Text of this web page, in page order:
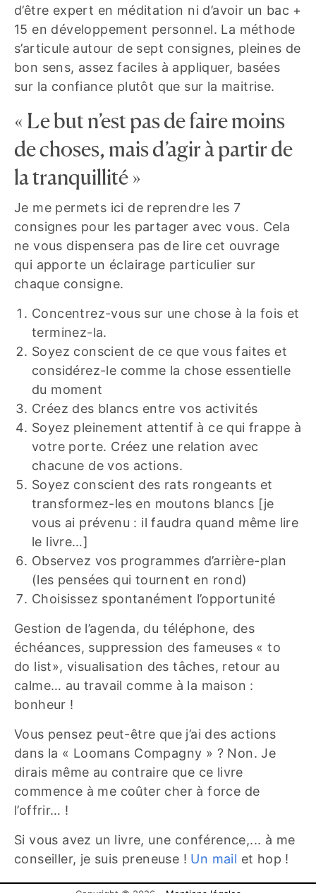
d’être expert en méditation ni d’avoir un bac +
15 en développement personnel. La méthode
s’articule autour de sept consignes, pleines de
bon sens, assez faciles à appliquer, basées
sur la confiance plutôt que sur la maitrise.
« Le but n’est pas de faire moins
de choses, mais d’agir à partir de
la tranquillité »
Je me permets ici de reprendre les 7
consignes pour les partager avec vous. Cela
ne vous dispensera pas de lire cet ouvrage
qui apporte un éclairage particulier sur
chaque consigne.
Concentrez-vous sur une chose à la fois et
terminez-la.
Soyez conscient de ce que vous faites et
considérez-le comme la chose essentielle
du moment
Créez des blancs entre vos activités
Soyez pleinement attentif à ce qui frappe à
votre porte. Créez une relation avec
chacune de vos actions.
Soyez conscient des rats rongeants et
transformez-les en moutons blancs [je
vous ai prévenu : il faudra quand même lire
le livre…]
Observez vos programmes d’arrière-plan
(les pensées qui tournent en rond)
Choisissez spontanément l’opportunité
Gestion de l’agenda, du téléphone, des
échéances, suppression des fameuses « to
do list», visualisation des tâches, retour au
calme… au travail comme à la maison :
bonheur !
Vous pensez peut-être que j’ai des actions
dans la « Loomans Compagny » ? Non. Je
dirais même au contraire que ce livre
commence à me coûter cher à force de
l’offrir… !
Si vous avez un livre, une conférence,... à me
conseiller, je suis preneuse ! Un mail et hop !